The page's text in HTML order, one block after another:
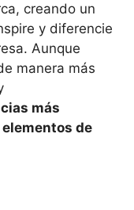
creando un
y diferencie
Aunque
manera más
más
de